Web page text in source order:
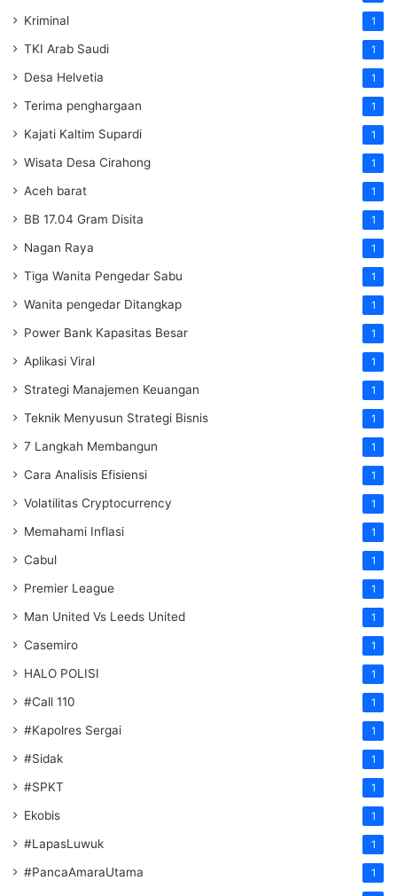
Kriminal 1
TKI Arab Saudi 1
Desa Helvetia 1
Terima penghargaan 1
Kajati Kaltim Supardi 1
Wisata Desa Cirahong 1
Aceh barat 1
BB 17.04 Gram Disita 1
Nagan Raya 1
Tiga Wanita Pengedar Sabu 1
Wanita pengedar Ditangkap 1
Power Bank Kapasitas Besar 1
Aplikasi Viral 1
Strategi Manajemen Keuangan 1
Teknik Menyusun Strategi Bisnis 1
7 Langkah Membangun 1
Cara Analisis Efisiensi 1
Volatilitas Cryptocurrency 1
Memahami Inflasi 1
Cabul 1
Premier League 1
Man United Vs Leeds United 1
Casemiro 1
HALO POLISI 1
#Call 110 1
#Kapolres Sergai 1
#Sidak 1
#SPKT 1
Ekobis 1
#LapasLuwuk 1
#PancaAmaraUtama 1